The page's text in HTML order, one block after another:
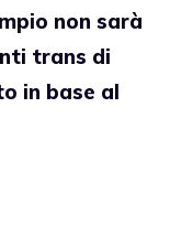
non sarà
trans di
in base al